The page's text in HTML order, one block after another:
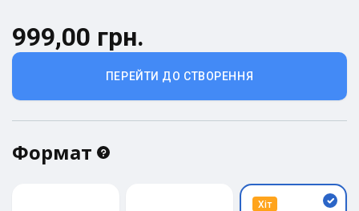
ПЕРЕЙТИ ДО СТВОРЕННЯ
999,00 грн.
Формат
Хіт